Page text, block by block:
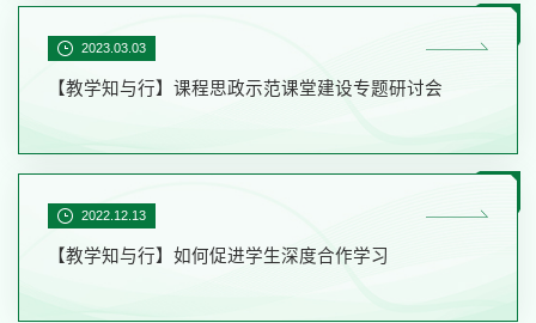
2023.03.03
【教学知与行】课程思政示范课堂建设专题研讨会
2022.12.13
【教学知与行】如何促进学生深度合作学习